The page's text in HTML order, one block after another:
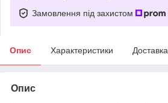
Замовлення під захистом
Опис Характеристики Доставка
Опис